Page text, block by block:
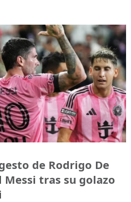
de Rodrigo De
Messi tras su golazo